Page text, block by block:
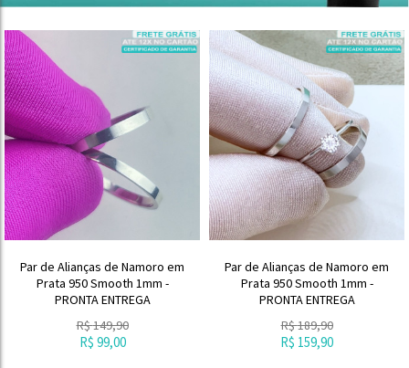
Par de Alianças de Namoro em
Prata 950 Smooth 1mm -
PRONTA ENTREGA
R$149,90
R$ 99,00
Par de Alianças de Namoro em
Prata 950 Smooth 1mm -
PRONTA ENTREGA
R$189,90
R$ 159,90